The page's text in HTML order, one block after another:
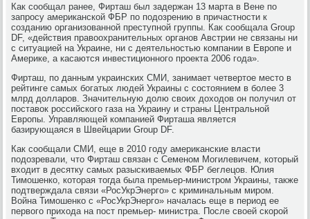
Как сообщал ранее, Фирташ был задержан 13 марта в Вене по
запросу американской ФБР по подозрению в причастности к
созданию организованной преступной группы. Как сообщала Group
DF, «действия правоохранительных органов Австрии не связаны ни
с ситуацией на Украине, ни с деятельностью компании в Европе и
Америке, а касаются инвестиционного проекта 2006 года».
Фирташ, по данным украинских СМИ, занимает четвертое место в
рейтинге самых богатых людей Украины с состоянием в более 3
млрд долларов. Значительную долю своих доходов он получил от
поставок российского газа на Украину и страны Центральной
Европы. Управляющей компанией Фирташа является
базирующаяся в Швейцарии Group DF.
Как сообщали СМИ, еще в 2010 году американские власти
подозревали, что Фирташ связан с Семеном Могилевичем, который
входит в десятку самых разыскиваемых ФБР беглецов. Юлия
Тимошенко, которая тогда была премьер-министром Украины, также
подтверждала связи «РосУкрЭнерго» с криминальным миром.
Война Тимошенко с «РосУкрЭнерго» началась еще в период ее
первого прихода на пост премьер- министра. После своей скорой